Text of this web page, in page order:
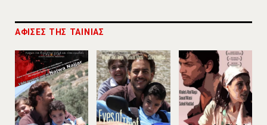
ΑΦΙΣΕΣ ΤΗΣ ΤΑΙΝΙΑΣ